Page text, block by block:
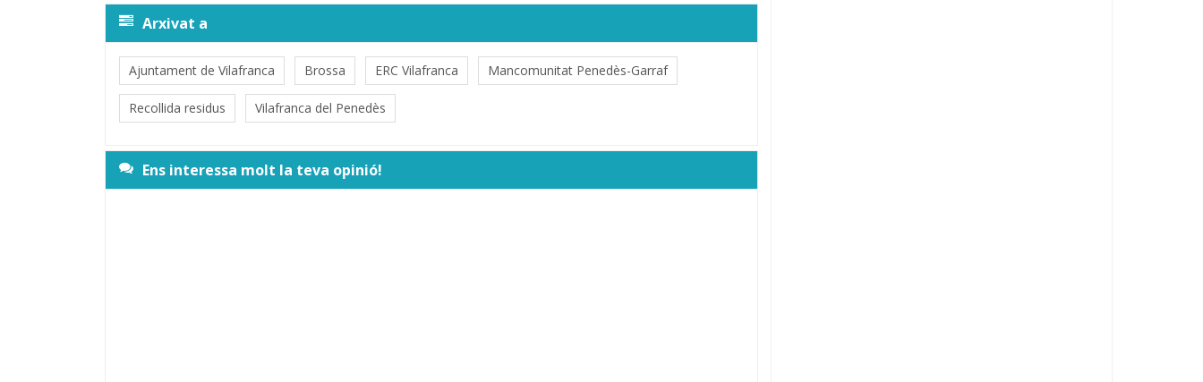
Arxivat a
Ajuntament de Vilafranca Brossa ERC Vilafranca Mancomunitat Penedès-Garraf
Recollida residus Vilafranca del Penedès
Ens interessa molt la teva opinió!